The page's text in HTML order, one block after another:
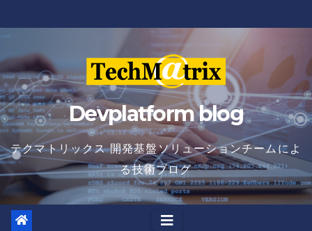
to
content
Devplatform blog
テクマトリックス 開発基盤ソリューションチームによ
る技術ブログ